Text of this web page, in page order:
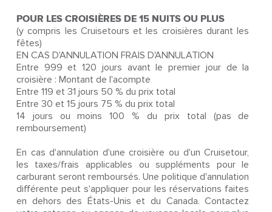
POUR LES CROISIÈRES DE 15 NUITS OU PLUS
(y compris les Cruisetours et les croisières durant les
fêtes)
EN CAS D'ANNULATION FRAIS D'ANNULATION
Entre 999 et 120 jours avant le premier jour de la
croisière : Montant de l'acompte
Entre 119 et 31 jours 50 % du prix total
Entre 30 et 15 jours 75 % du prix total
14 jours ou moins 100 % du prix total (pas de
remboursement)
En cas d'annulation d'une croisière ou d'un Cruisetour,
les taxes/frais applicables ou suppléments pour le
carburant seront remboursés. Une politique d'annulation
différente peut s'appliquer pour les réservations faites
en dehors des États-Unis et du Canada. Contactez